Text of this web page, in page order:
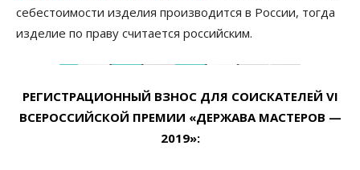
себестоимости изделия производится в России, тогда
изделие по праву считается российским.
РЕГИСТРАЦИОННЫЙ ВЗНОС ДЛЯ СОИСКАТЕЛЕЙ VI
ВСЕРОССИЙСКОЙ ПРЕМИИ «ДЕРЖАВА МАСТЕРОВ —
2019»: